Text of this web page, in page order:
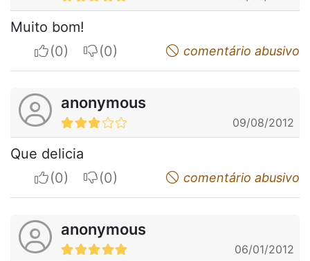
Muito bom!
I apreciateI do not appreciatecomentário abusivo
anonymous
09/08/2012
Que delicia
I apreciateI do not appreciatecomentário abusivo
anonymous
06/01/2012